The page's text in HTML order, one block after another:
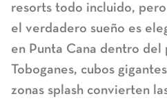
resorts todo incluido,
el verdadero sueño es
en Punta Cana dentro del
Toboganes, cubos
zonas splash convierten